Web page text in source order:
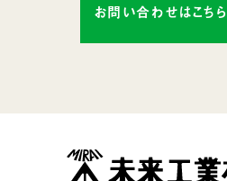
お問い合わせはこちら